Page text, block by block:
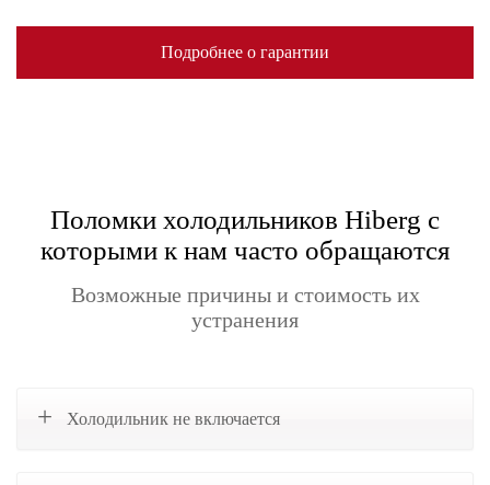
Подробнее о гарантии
Поломки холодильников Hiberg с
которыми к нам часто обращаются
Возможные причины и стоимость их
устранения
Холодильник не включается